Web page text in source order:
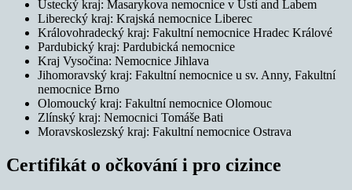
Ústecký kraj: Masarykova nemocnice v Ústí and Labem
Liberecký kraj: Krajská nemocnice Liberec
Královohradecký kraj: Fakultní nemocnice Hradec Králové
Pardubický kraj: Pardubická nemocnice
Kraj Vysočina: Nemocnice Jihlava
Jihomoravský kraj: Fakultní nemocnice u sv. Anny, Fakultní
nemocnice Brno
Olomoucký kraj: Fakultní nemocnice Olomouc
Zlínský kraj: Nemocnici Tomáše Bati
Moravskoslezský kraj: Fakultní nemocnice Ostrava
Certifikát o očkování i pro cizince